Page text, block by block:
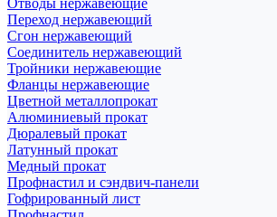
Отводы нержавеющие
Переход нержавеющий
Сгон нержавеющий
Соединитель нержавеющий
Тройники нержавеющие
Фланцы нержавеющие
Цветной металлопрокат
Алюминиевый прокат
Дюралевый прокат
Латунный прокат
Медный прокат
Профнастил и сэндвич-панели
Гофрированный лист